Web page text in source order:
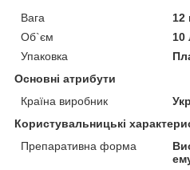
Вага
12
Об`єм
10
Упаковка
Основні атрибути
Країна виробник
Користувальницькі
Препаративна форма